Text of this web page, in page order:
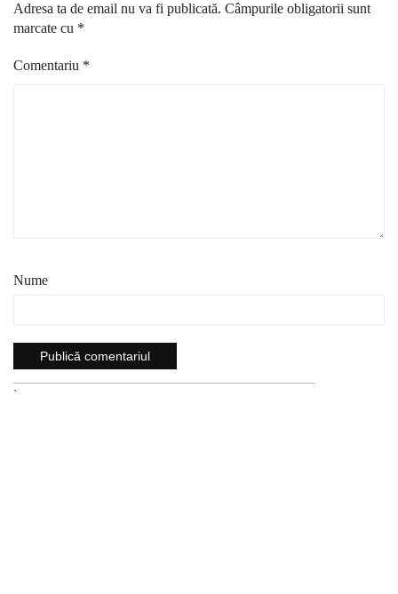
Adresa ta de email nu va fi publicată. Câmpurile obligatorii sunt
marcate cu *
Comentariu *
Nume
`